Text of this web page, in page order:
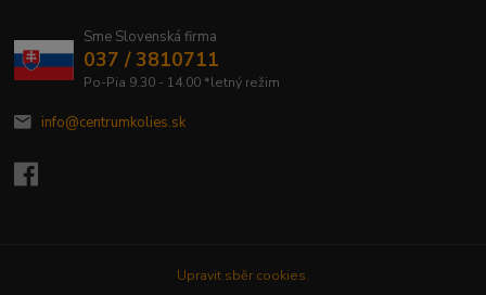
Sme Slovenská firma
037 / 3810711
Po-Pia 9.30 - 14.00 *letný režim
info@centrumkolies.sk
Upravit sběr cookies.